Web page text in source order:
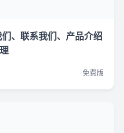
、联系我们、产品介绍
免费版